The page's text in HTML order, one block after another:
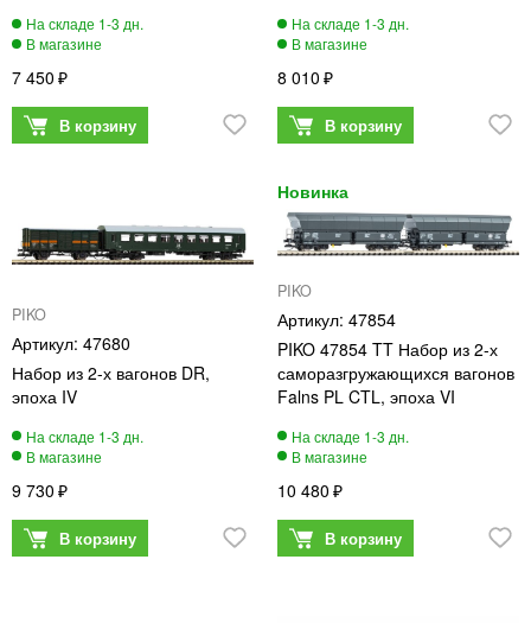
7 450 8 010
PIKO
47680
Набор из 2-х вагонов DR,
эпоха IV
9 730
PIKO
47854
PIKO 47854 TT Набор из 2-х
саморазгружающихся вагонов
Falns PL CTL, эпоха VI
10 480